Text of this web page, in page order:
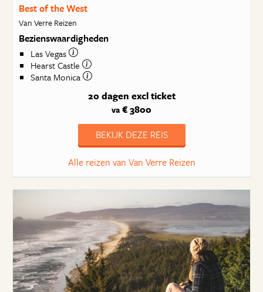
Best of the West
Van Verre Reizen
Bezienswaardigheden
Las Vegas
Hearst Castle
Santa Monica
20 dagen excl ticket
va € 3800
BEKIJK DEZE REIS
Alle reizen van Van Verre Reizen